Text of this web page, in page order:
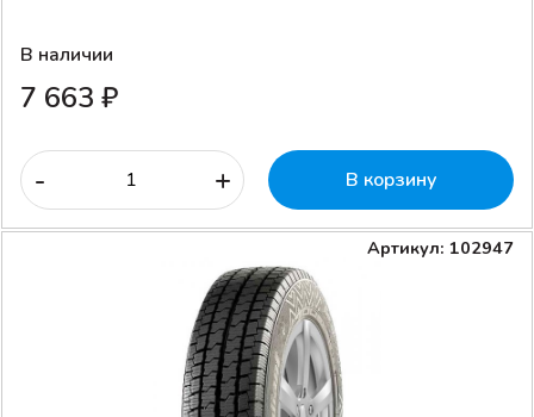
В наличии
7 663 ₽
- + В корзину
Артикул: 102947